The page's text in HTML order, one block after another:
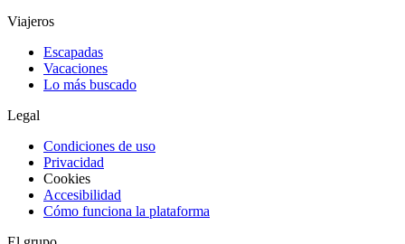
Viajeros
Escapadas
Vacaciones
Lo más buscado
Legal
Condiciones de uso
Privacidad
Cookies
Accesibilidad
Cómo funciona la plataforma